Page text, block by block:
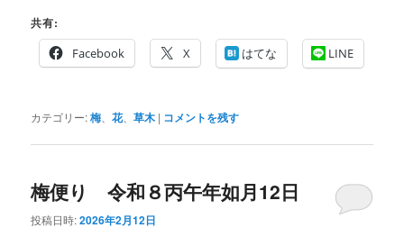
共有:
Facebook
X はてな LINE
カテゴリー:梅 、花、草木 | コメントを残す
梅便り 令和８丙午年如月12日
投稿日時:2026年2月12日